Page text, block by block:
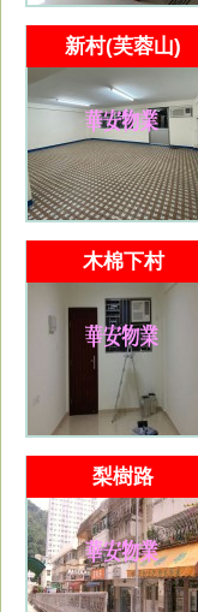
新村(芙蓉山)
木棉下村
梨樹路